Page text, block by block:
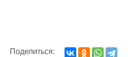
Поделиться: